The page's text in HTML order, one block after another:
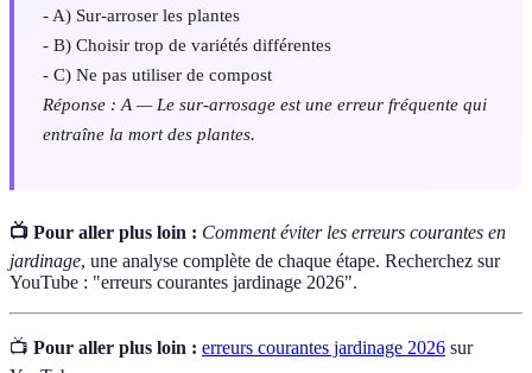
- A) Sur-arroser les plantes
- B) Choisir trop de variétés différentes
- C) Ne pas utiliser de compost
Réponse : A — Le sur-arrosage est une erreur fréquente qui
entraîne la mort des plantes.
📺 Pour aller plus loin : Comment éviter les erreurs courantes en
jardinage, une analyse complète de chaque étape. Recherchez sur
YouTube : "erreurs courantes jardinage 2026".
📺 Pour aller plus loin : erreurs courantes jardinage 2026 sur